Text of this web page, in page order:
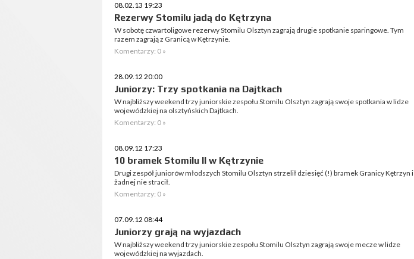
08.02.13 19:23
Rezerwy Stomilu jadą do Kętrzyna
W sobotę czwartoligowe rezerwy Stomilu Olsztyn zagrają drugie spotkanie sparingowe. Tym
razem zagrają z Granicą w Kętrzynie.
Komentarzy: 0 »
28.09.12 20:00
Juniorzy: Trzy spotkania na Dajtkach
W najbliższy weekend trzy juniorskie zespołu Stomilu Olsztyn zagrają swoje spotkania w lidze
wojewódzkiej na olsztyńskich Dajtkach.
Komentarzy: 0 »
08.09.12 17:23
10 bramek Stomilu II w Kętrzynie
Drugi zespół juniorów młodszych Stomilu Olsztyn strzelił dziesięć (!) bramek Granicy Kętrzyn i
żadnej nie stracił.
Komentarzy: 0 »
07.09.12 08:44
Juniorzy grają na wyjazdach
W najbliższy weekend trzy juniorskie zespołu Stomilu Olsztyn zagrają swoje mecze w lidze
wojewódzkiej na wyjazdach.